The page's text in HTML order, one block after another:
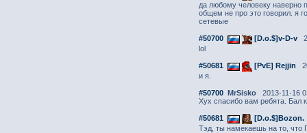
да любому человеку наверно
общем не про это говорил. я
сетевые
#50700 [D.o.$]v-D-v
lol
#50681 [PvE] Rejjin
и я.
#50700 MrSisko
2013-11-16
Хух спасибо вам ребята. Бал
#50681 [D.o.$]Bozon.
Тэд, ты намекаешь на то, что